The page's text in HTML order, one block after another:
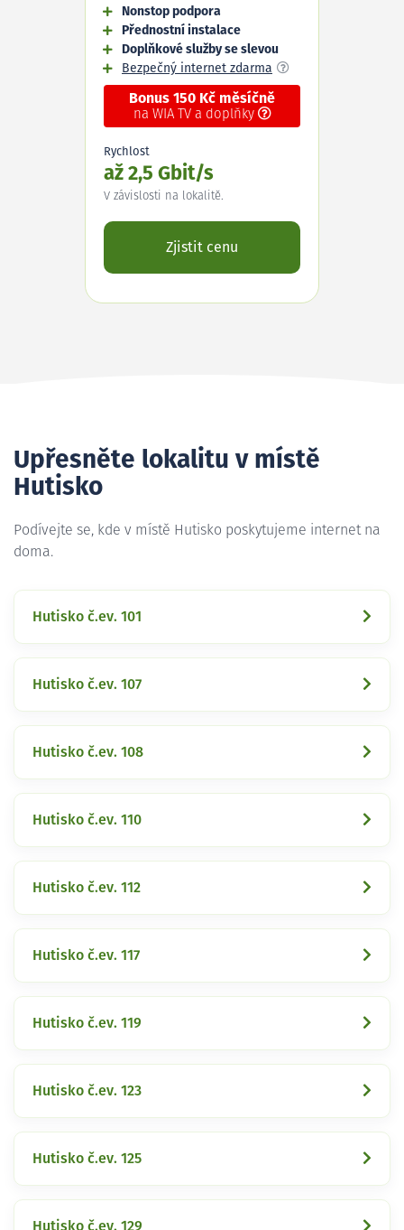
Nonstop podpora
Přednostní instalace
Doplňkové služby se slevou
Bezpečný internet zdarma
Bonus 150 Kč měsíčně
na WIA TV a doplňky
Rychlost
až 2,5 Gbit/s
V závislosti na lokalitě.
Zjistit cenu
Upřesněte lokalitu v místě
Hutisko
Podívejte se, kde v místě Hutisko poskytujeme internet na
doma.
Hutisko č.ev. 101
Hutisko č.ev. 107
Hutisko č.ev. 108
Hutisko č.ev. 110
Hutisko č.ev. 112
Hutisko č.ev. 117
Hutisko č.ev. 119
Hutisko č.ev. 123
Hutisko č.ev. 125
Hutisko č.ev. 129